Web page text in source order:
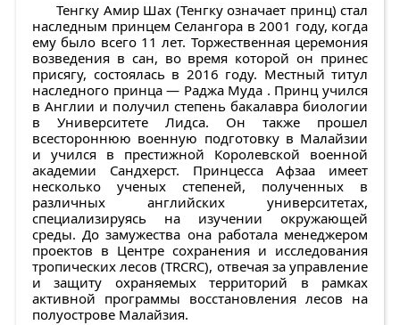
Тенгку Амир Шах (Тенгку означает принц) стал
наследным принцем Селангора в 2001 году, когда
ему было всего 11 лет. Торжественная церемония
возведения в сан, во время которой он принес
присягу, состоялась в 2016 году. Местный титул
наследного принца — Раджа Муда . Принц учился
в Англии и получил степень бакалавра биологии
в Университете Лидса. Он также прошел
всестороннюю военную подготовку в Малайзии
и учился в престижной Королевской военной
академии Сандхерст. Принцесса Афзаа имеет
несколько ученых степеней, полученных в
различных английских университетах,
специализируясь на изучении окружающей
среды. До замужества она работала менеджером
проектов в Центре сохранения и исследования
тропических лесов (TRCRC), отвечая за управление
и защиту охраняемых территорий в рамках
активной программы восстановления лесов на
полуострове Малайзия.